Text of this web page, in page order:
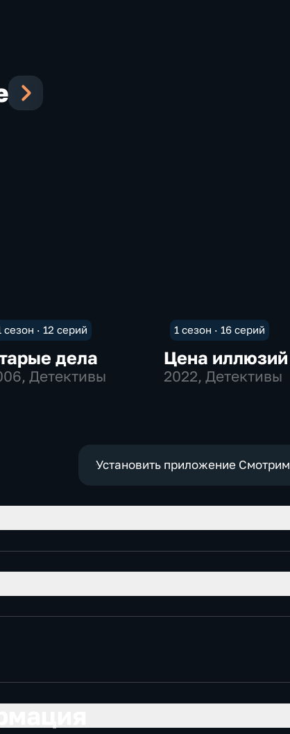
сезон · 12 серий
дела
, Детективы
1 сезон · 16 серий
Цена иллюзий
2022, Детективы
Установить приложение Смотрим